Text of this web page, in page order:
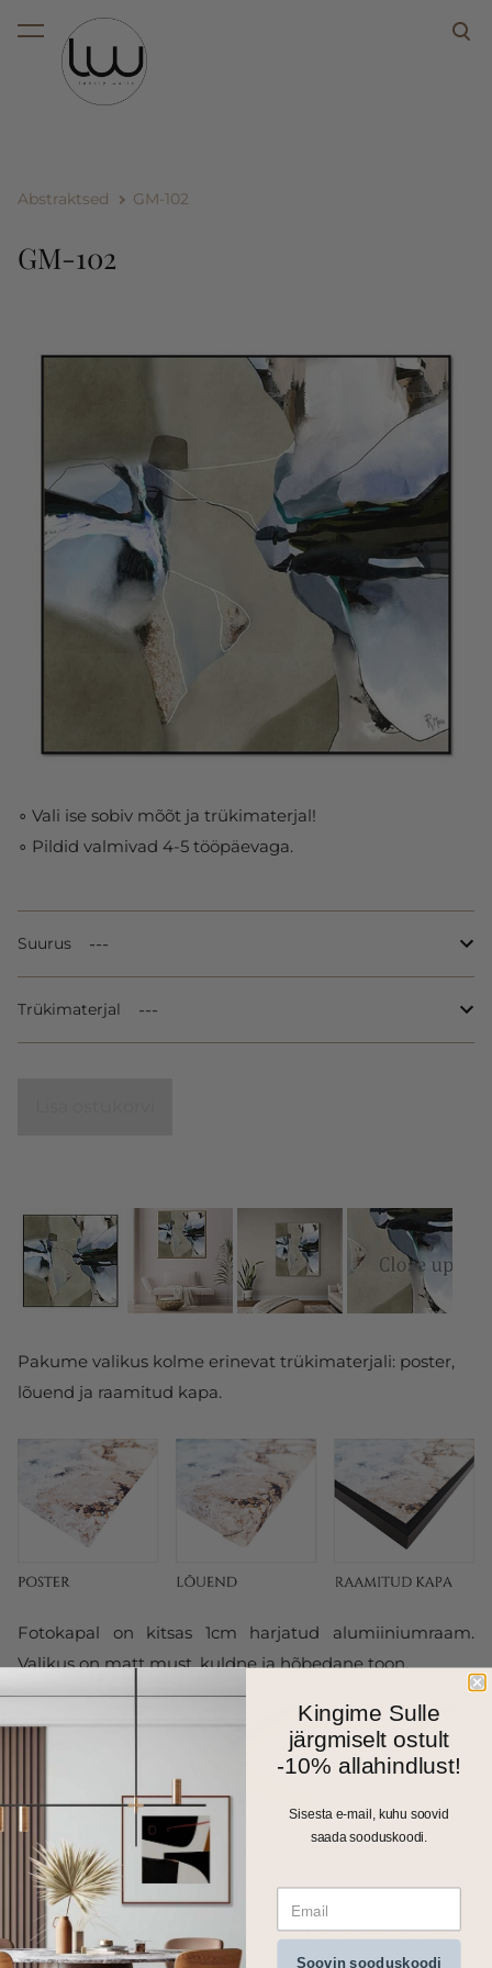
lisati ostukorvi.
Abstraktsed GM-102
Pakume valikus kolme erinevat trükimaterjali: poster,
lõuend ja raamitud kapa.
Fotokapal on kitsas 1cm harjatud alumiiniumraam.
Valikus on matt must, kuldne ja hõbedane toon.
GM-102
∘ Vali ise sobiv mõõt ja trükimaterjal!
∘ Pildid valmivad 4-5 tööpäevaga.
Suurus
Trükimaterjal
Kõik meie seinapildid, fotolõuendid ja kapad trükitakse
Kingime Sulle
järgmiselt ostult
-10% allahindlust!
Sisesta e-mail, kuhu soovid
saada sooduskoodi.
Soovin sooduskoodi